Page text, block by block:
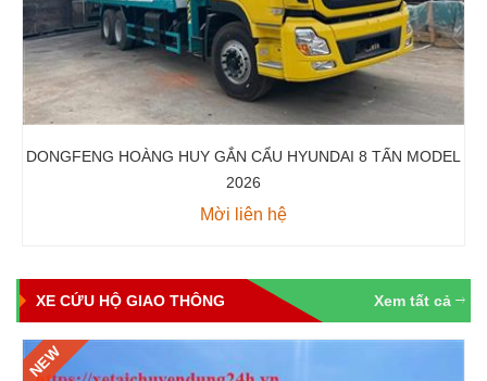
DONGFENG HOÀNG HUY GẮN CẨU HYUNDAI 8 TẤN MODEL
2026
Mời liên hệ
XE CỨU HỘ GIAO THÔNG Xem tất cả
NEW